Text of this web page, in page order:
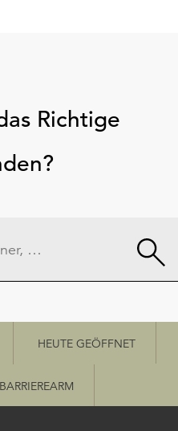
Richtige
HEUTE GEÖFFNET
BARRIEREARM